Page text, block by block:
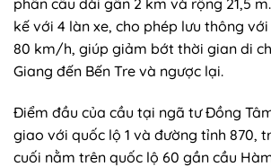
phần cầu dài gần 2 km và rộng 21,5
kế với 4 làn xe, cho phép lưu thông
80 km/h, giúp giảm bớt thời gian di
Giang đến Bến Tre và ngược lại.
Điểm đầu của cầu tại ngã tư Đồng
giao với quốc lộ 1 và đường tỉnh 870,
cuối nằm trên quốc lộ 60 gần cầu